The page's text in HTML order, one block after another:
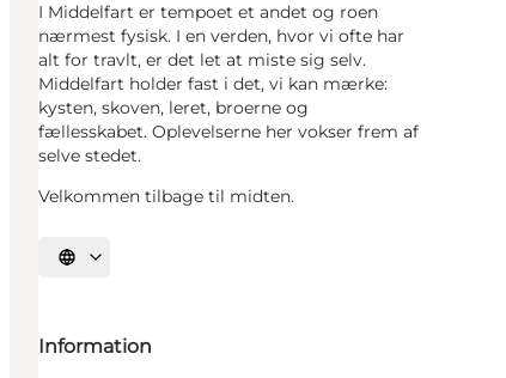
I Middelfart er tempoet et andet og roen
nærmest fysisk. I en verden, hvor vi ofte har
alt for travlt, er det let at miste sig selv.
Middelfart holder fast i det, vi kan mærke:
kysten, skoven, leret, broerne og
fællesskabet. Oplevelserne her vokser frem af
selve stedet.
Velkommen tilbage til midten.
Vælg sprog
Information